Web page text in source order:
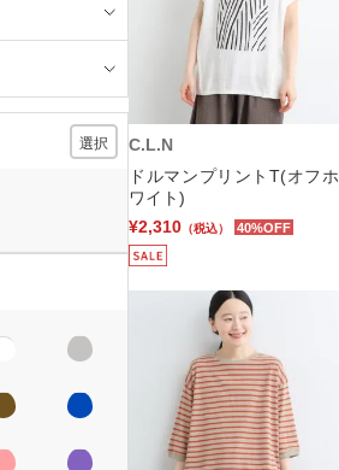
選択
C.L.N
ドルマンプリントT(オフホ
ワイト)
¥2,310 （税込） 40%OFF